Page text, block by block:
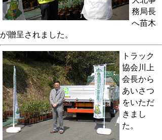
務局長
へ苗木
が贈呈されました。
トラック
協会川上
会長から
あいさつ
をいただ
きまし
た。